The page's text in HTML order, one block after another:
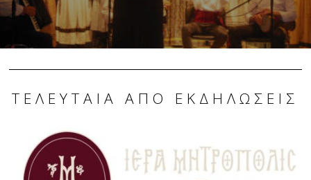
ΤΕΛΕΥΤΑΊΑ ΑΠΌ ΕΚΔΗΛΏΣΕΙΣ